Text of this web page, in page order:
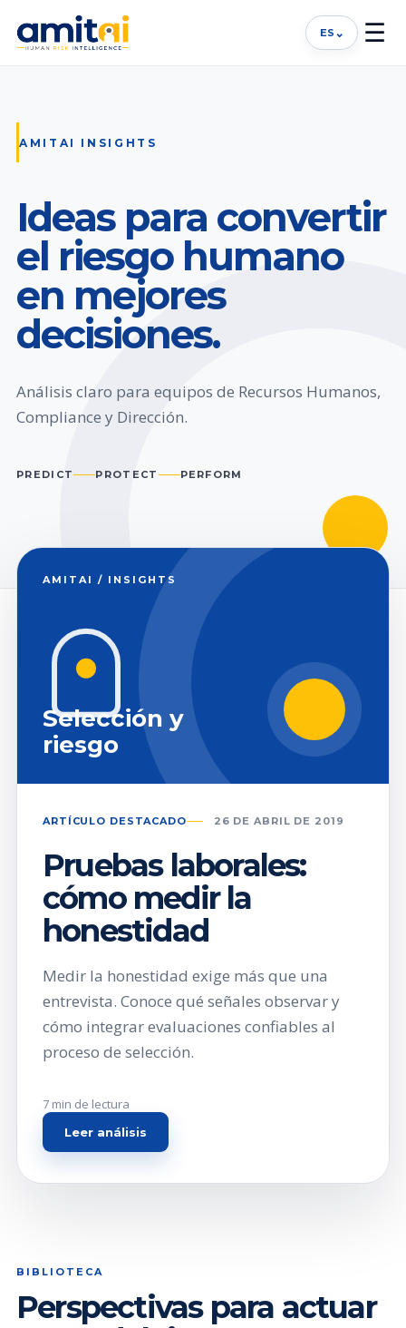
ES ⌄ ☰
AMITAI INSIGHTS
Ideas para convertir
el riesgo humano
en mejores
decisiones.
Análisis claro para equipos de Recursos Humanos,
Compliance y Dirección.
PREDICT PROTECT PERFORM
AMITAI / INSIGHTS
Selección y
riesgo
ARTÍCULO DESTACADO 26 DE ABRIL DE 2019
Pruebas laborales:
cómo medir la
honestidad
Medir la honestidad exige más que una
entrevista. Conoce qué señales observar y
cómo integrar evaluaciones confiables al
proceso de selección.
7 min de lectura
Leer análisis
BIBLIOTECA
Perspectivas para actuar